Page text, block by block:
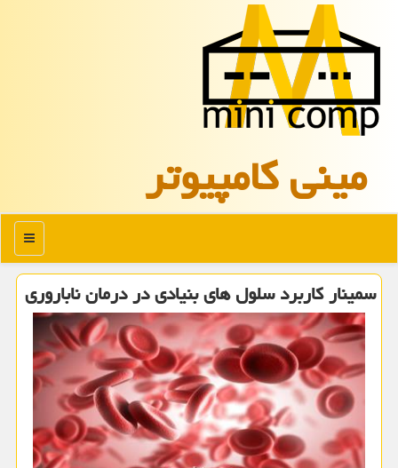
مینی كامپیوتر
منو
سمینار كاربرد سلول های بنیادی در درمان ناباروری